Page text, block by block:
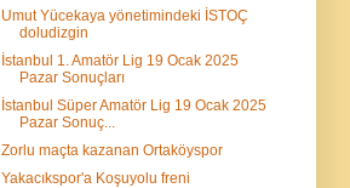
Umut Yücekaya yönetimindeki İSTOÇ
doludizgin
İstanbul 1. Amatör Lig 19 Ocak 2025
Pazar Sonuçları
İstanbul Süper Amatör Lig 19 Ocak 2025
Pazar Sonuç...
Zorlu maçta kazanan Ortaköyspor
Yakacıkspor'a Koşuyolu freni